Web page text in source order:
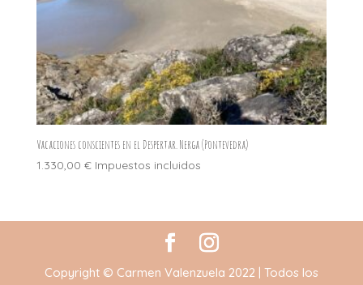
Vacaciones conscientes en el Despertar. Nerga (Pontevedra)
1.330,00 € Impuestos incluidos
Copyright © Carmen Valenzuela 2022 | Todos los